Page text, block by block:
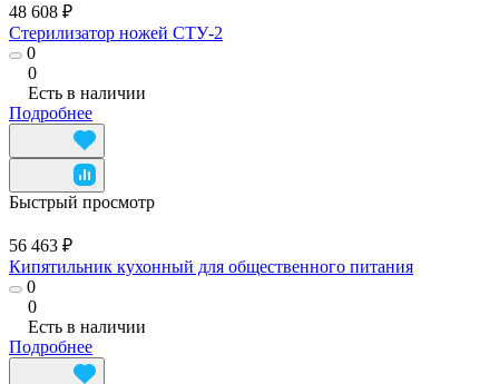
48 608 ₽
Стерилизатор ножей СТУ-2
0
0
Есть в наличии
Подробнее
Быстрый просмотр
56 463 ₽
Кипятильник кухонный для общественного питания
0
0
Есть в наличии
Подробнее